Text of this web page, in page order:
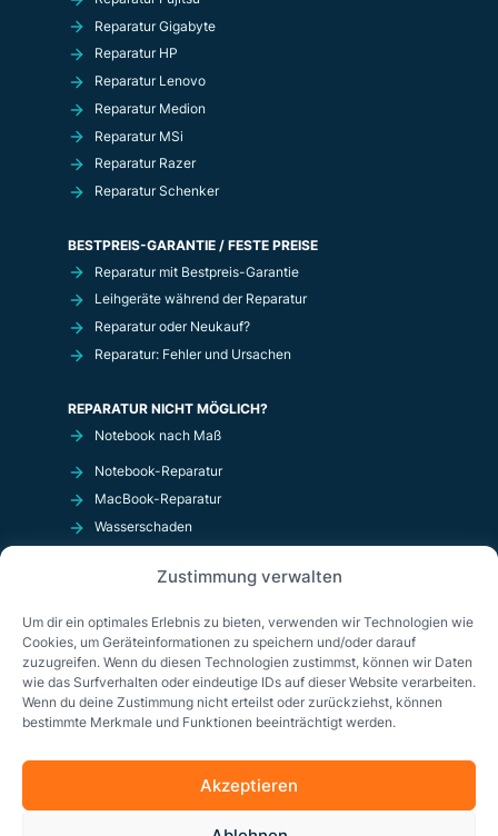
Zustimmung verwalten
Um dir ein optimales Erlebnis zu bieten, verwenden wir Technologien wie
Cookies, um Geräteinformationen zu speichern und/oder darauf
zuzugreifen. Wenn du diesen Technologien zustimmst, können wir Daten
wie das Surfverhalten oder eindeutige IDs auf dieser Website verarbeiten.
Wenn du deine Zustimmung nicht erteilst oder zurückziehst, können
bestimmte Merkmale und Funktionen beeinträchtigt werden.
Akzeptieren
Reparatur Gigabyte
Reparatur HP
Reparatur Lenovo
Reparatur Medion
Reparatur MSi
Reparatur Razer
Reparatur Schenker
BESTPREIS-GARANTIE / FESTE PREISE
Reparatur mit Bestpreis-Garantie
Leihgeräte während der Reparatur
Reparatur oder Neukauf?
Reparatur: Fehler und Ursachen
REPARATUR NICHT MÖGLICH?
Notebook nach Maß
Notebook-Reparatur
MacBook-Reparatur
Wasserschaden
OnlineShop